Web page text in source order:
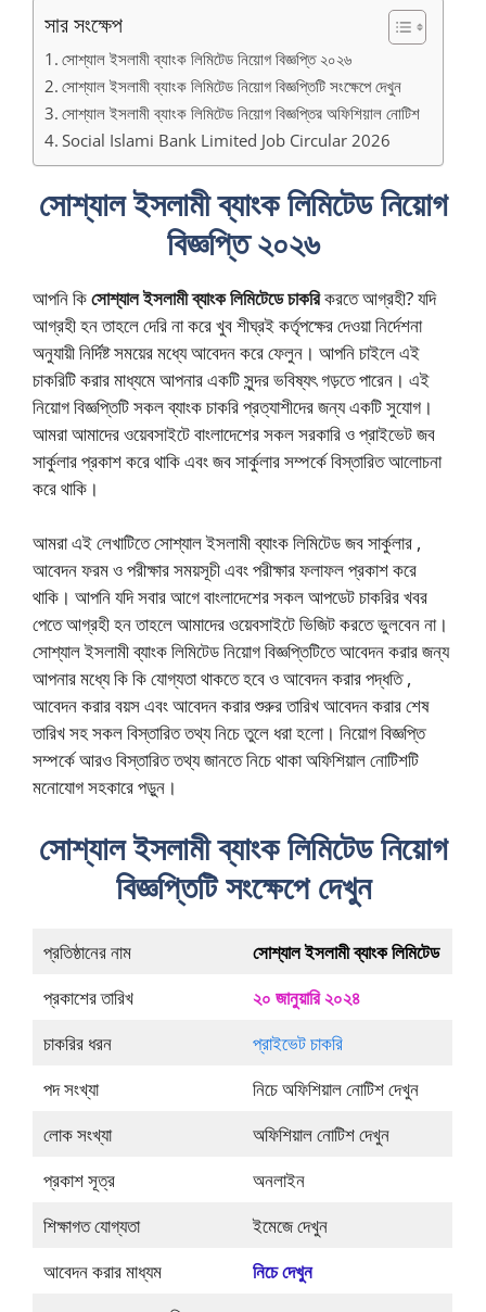
সার সংক্ষেপ
সোশ্যাল ইসলামী ব্যাংক লিমিটেড নিয়োগ বিজ্ঞপ্তি ২০২৬
সোশ্যাল ইসলামী ব্যাংক লিমিটেড নিয়োগ বিজ্ঞপ্তিটি সংক্ষেপে দেখুন
সোশ্যাল ইসলামী ব্যাংক লিমিটেড নিয়োগ বিজ্ঞপ্তির অফিশিয়াল নোটিশ
Social Islami Bank Limited Job Circular 2026
সোশ্যাল ইসলামী ব্যাংক লিমিটেড নিয়োগ
বিজ্ঞপ্তি ২০২৬
আপনি কিসোশ্যাল ইসলামী ব্যাংক লিমিটেডে চাকরিকরতে আগ্রহী? যদি
আগ্রহী হন তাহলে দেরি না করে খুব শীঘ্রই কর্তৃপক্ষের দেওয়া নির্দেশনা
অনুযায়ী নির্দিষ্ট সময়ের মধ্যে আবেদন করে ফেলুন। আপনি চাইলে এই
চাকরিটি করার মাধ্যমে আপনার একটি সুন্দর ভবিষ্যৎ গড়তে পারেন। এই
নিয়োগ বিজ্ঞপ্তিটি সকল ব্যাংক চাকরি প্রত্যাশীদের জন্য একটি সুযোগ।
আমরা আমাদের ওয়েবসাইটে বাংলাদেশের সকল সরকারি ও প্রাইভেট জব
সার্কুলার প্রকাশ করে থাকি এবং জব সার্কুলার সম্পর্কে বিস্তারিত আলোচনা
করে থাকি।
আমরা এই লেখাটিতে সোশ্যাল ইসলামী ব্যাংক লিমিটেড জব সার্কুলার ,
আবেদন ফরম ও পরীক্ষার সময়সূচী এবং পরীক্ষার ফলাফল প্রকাশ করে
থাকি। আপনি যদি সবার আগে বাংলাদেশের সকল আপডেট চাকরির খবর
পেতে আগ্রহী হন তাহলে আমাদের ওয়েবসাইটে ভিজিট করতে ভুলবেন না।
সোশ্যাল ইসলামী ব্যাংক লিমিটেড নিয়োগ বিজ্ঞপ্তিটিতে আবেদন করার জন্য
আপনার মধ্যে কি কি যোগ্যতা থাকতে হবে ও আবেদন করার পদ্ধতি ,
আবেদন করার বয়স এবং আবেদন করার শুরুর তারিখ আবেদন করার শেষ
তারিখ সহ সকল বিস্তারিত তথ্য নিচে তুলে ধরা হলো। নিয়োগ বিজ্ঞপ্তি
সম্পর্কে আরও বিস্তারিত তথ্য জানতে নিচে থাকা অফিশিয়াল নোটিশটি
মনোযোগ সহকারে পড়ুন।
সোশ্যাল ইসলামী ব্যাংক লিমিটেড নিয়োগ
বিজ্ঞপ্তিটি সংক্ষেপে দেখুন
প্রতিষ্ঠানের নাম
সোশ্যাল ইসলামী ব্যাংক লিমিটেড
প্রকাশের তারিখ
২০ জানুয়ারি ২০২৪
চাকরির ধরন
প্রাইভেট চাকরি
পদ সংখ্যা
নিচে অফিশিয়াল নোটিশ দেখুন
লোক সংখ্যা
অফিশিয়াল নোটিশ দেখুন
প্রকাশ সূত্র
অনলাইন
শিক্ষাগত যোগ্যতা
ইমেজে দেখুন
আবেদন করার মাধ্যম
নিচে দেখুন